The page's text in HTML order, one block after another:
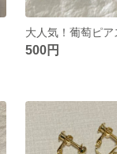
500円